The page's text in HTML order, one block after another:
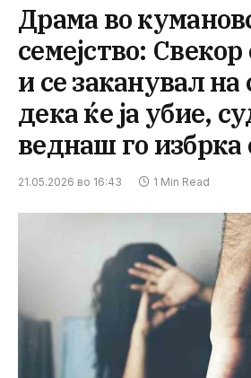
Драма во
семејство:
и се заканувал на
дека ќе ја убие,
веднаш го избрка
21.05.2026 во 16:43 1 Min Read